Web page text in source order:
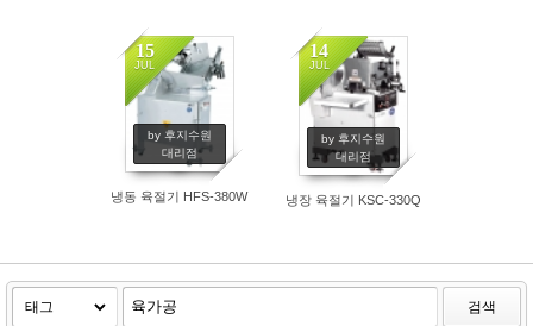
15
JUL
by 후지수원
대리점
냉동 육절기 HFS-380W
14
JUL
by 후지수원
대리점
냉장 육절기 KSC-330Q
검색